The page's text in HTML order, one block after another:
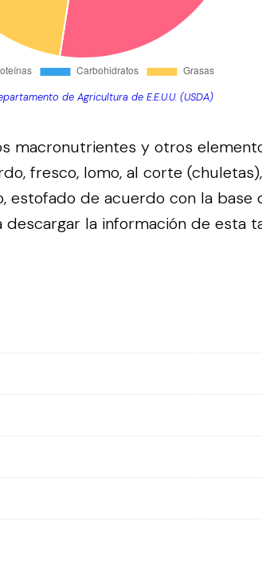
de Agricultura de E.E.U.U. (USDA)
macronutrientes y otros
fresco, lomo, al corte
estofado de acuerdo con la base
descargar la información de esta